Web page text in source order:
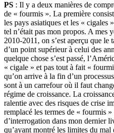
PS : Il y a deux manières de
de « fourmis ». La première
les pays asiatiques et les « cigales
tel n’était pas mon propos. A mes
2010-2011, on s’est aperçu que le
d’un point supérieur à celui des
quelque chose s’est passé,
« cigale » et pas tout à fait «
qu’on arrive à la fin d’un
sont à un carrefour où il faut
régime de croissance. La
ralentie avec des risques de crise
remplacé les termes de « fourmis
d’interrogation dans mon dernier
qu’ayant montré les limites du